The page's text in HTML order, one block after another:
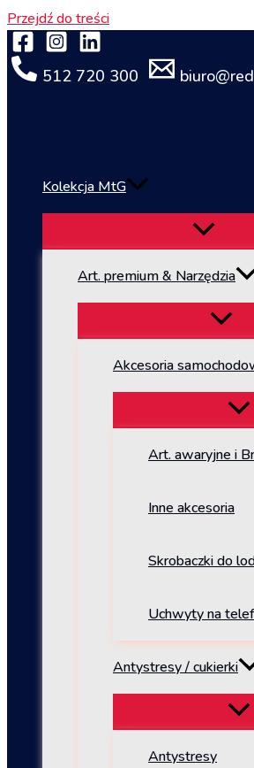
Przejdź do treści
512 720 300
Kolekcja MtG
Art. premium & Narzędzia
Akcesoria
Art. awaryjne i
Inne akcesoria
Skrobaczki do
Uchwyty na
Antystresy / cukierki
Antystresy